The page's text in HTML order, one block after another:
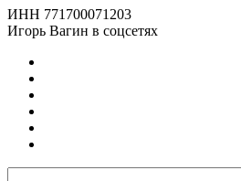
ИНН 771700071203
Игорь Вагин в соцсетях